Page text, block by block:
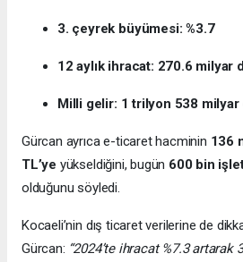
3. çeyrek büyümesi: %3.7
12 aylık ihracat: 270.6 milyar
Milli gelir: 1 trilyon 538 milyar
Gürcan ayrıca e-ticaret hacminin 136
TL’ye yükseldiğini, bugün 600 bin
olduğunu söyledi.
Kocaeli’nin dış ticaret verilerine de
Gürcan: “2024’te ihracat %7.3 artarak